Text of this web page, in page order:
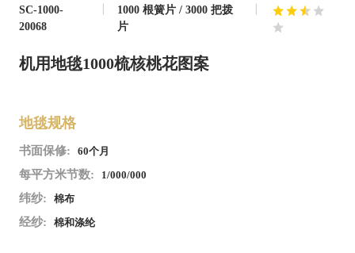
SC-1000-
20068
1000 根簧片 / 3000 把拨
片
机用地毯1000梳核桃花图案
地毯规格
书面保修: 60个月
每平方米节数: 1/000/000
纬纱: 棉布
经纱: 棉和涤纶